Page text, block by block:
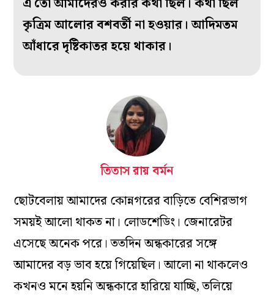
কৃত্রিম আলোর বশবর্তী না হওয়ার। আদিমতম
আঁধারে দৃষ্টিকাতর হয়ে থাকার।
তিতাস রায় বর্মন
ছোটবেলায় আমাদের কোন্নগরের বাড়িতে বেশিরভাগ
সময়ই আলো থাকত না। লোডশেডিং। জেনারেটর
এসেছে অনেক পরে। ততদিন অন্ধকারের সঙ্গে
আমাদের বড় ভাব হয়ে গিয়েছিল। আলো না থাকলেও
কখনও মনে হয়নি অন্ধকারে হারিয়ে যাচ্ছি, তলিয়ে